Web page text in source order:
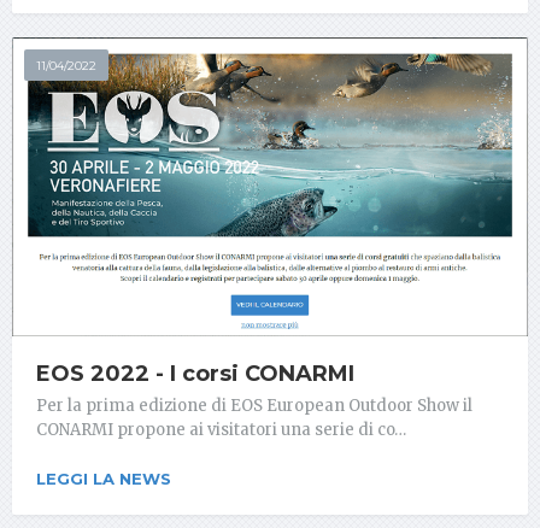
11/04/2022
EOS 2022 - I corsi CONARMI
Per la prima edizione di EOS European Outdoor Show il
CONARMI propone ai visitatori una serie di co…
LEGGI LA NEWS